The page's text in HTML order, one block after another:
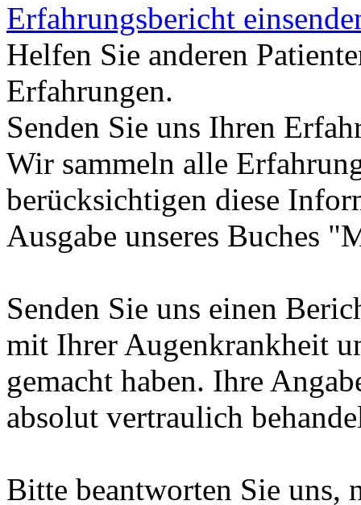
Erfahrungsbericht
Helfen Sie anderen
Erfahrungen.
Senden Sie uns Ihren
Wir sammeln alle
berücksichtigen diese
Ausgabe unseres Buches
Senden Sie uns einen
mit Ihrer Augenkrankheit
gemacht haben. Ihre
absolut vertraulich
Bitte beantworten Sie uns,